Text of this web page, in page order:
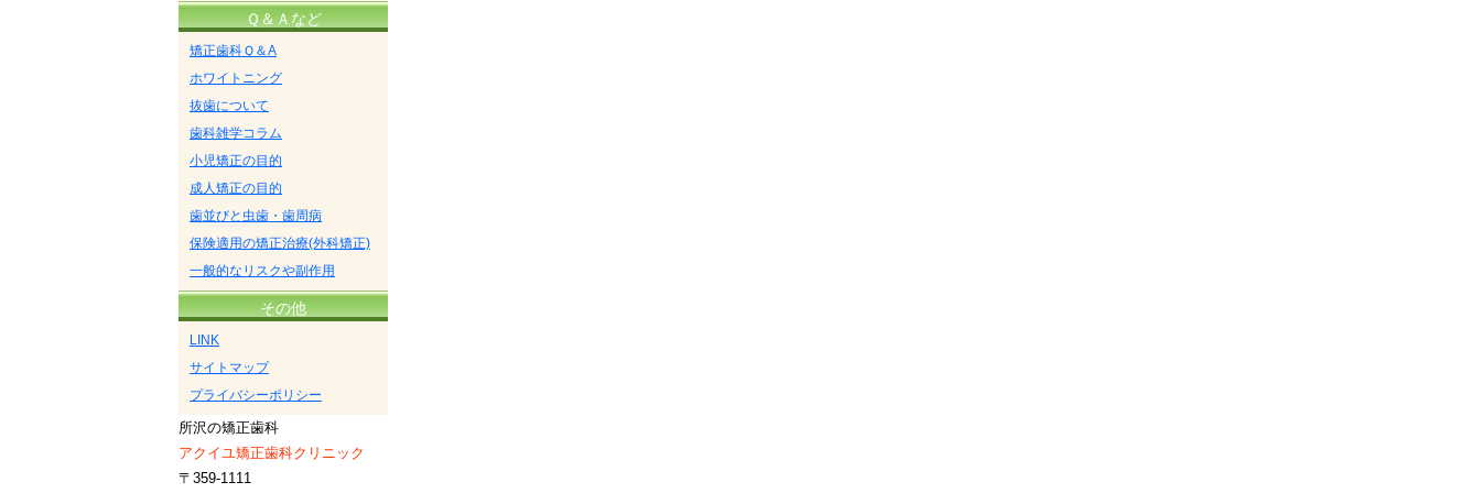
Ｑ＆Ａなど
矯正歯科Ｑ＆A
ホワイトニング
抜歯について
歯科雑学コラム
小児矯正の目的
成人矯正の目的
歯並びと虫歯・歯周病
保険適用の矯正治療(外科矯正)
一般的なリスクや副作用
その他
LINK
サイトマップ
プライバシーポリシー
所沢の矯正歯科
アクイユ矯正歯科クリニック
〒359-1111